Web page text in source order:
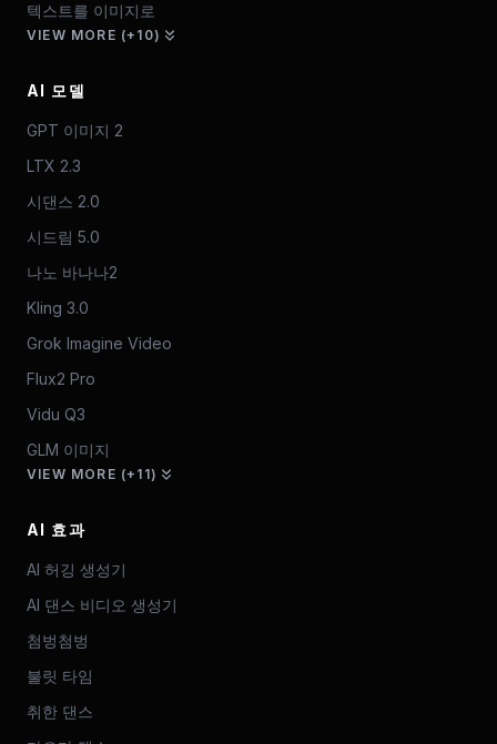
텍스트를 이미지로
VIEW MORE (+10)
AI 모델
GPT 이미지 2
LTX 2.3
시댄스 2.0
시드림 5.0
나노 바나나2
Kling 3.0
Grok Imagine Video
Flux2 Pro
Vidu Q3
GLM 이미지
VIEW MORE (+11)
AI 효과
AI 허깅 생성기
AI 댄스 비디오 생성기
첨벙첨벙
불릿 타임
취한 댄스